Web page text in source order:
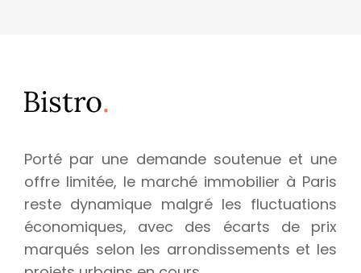
Porté par une demande soutenue et une
offre limitée, le marché immobilier à Paris
reste dynamique malgré les fluctuations
économiques, avec des écarts de prix
marqués selon les arrondissements et les